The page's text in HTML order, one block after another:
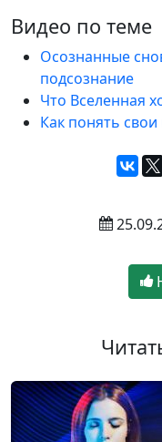
Видео по теме
Осознанные
подсознание
Что Вселенная
Как понять